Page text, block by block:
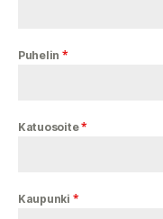
Puhelin *
Katuosoite*
Kaupunki *